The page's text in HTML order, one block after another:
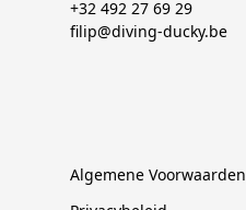
+32 492 27 69 29
filip@diving-ducky.be
Algemene Voorwaarden